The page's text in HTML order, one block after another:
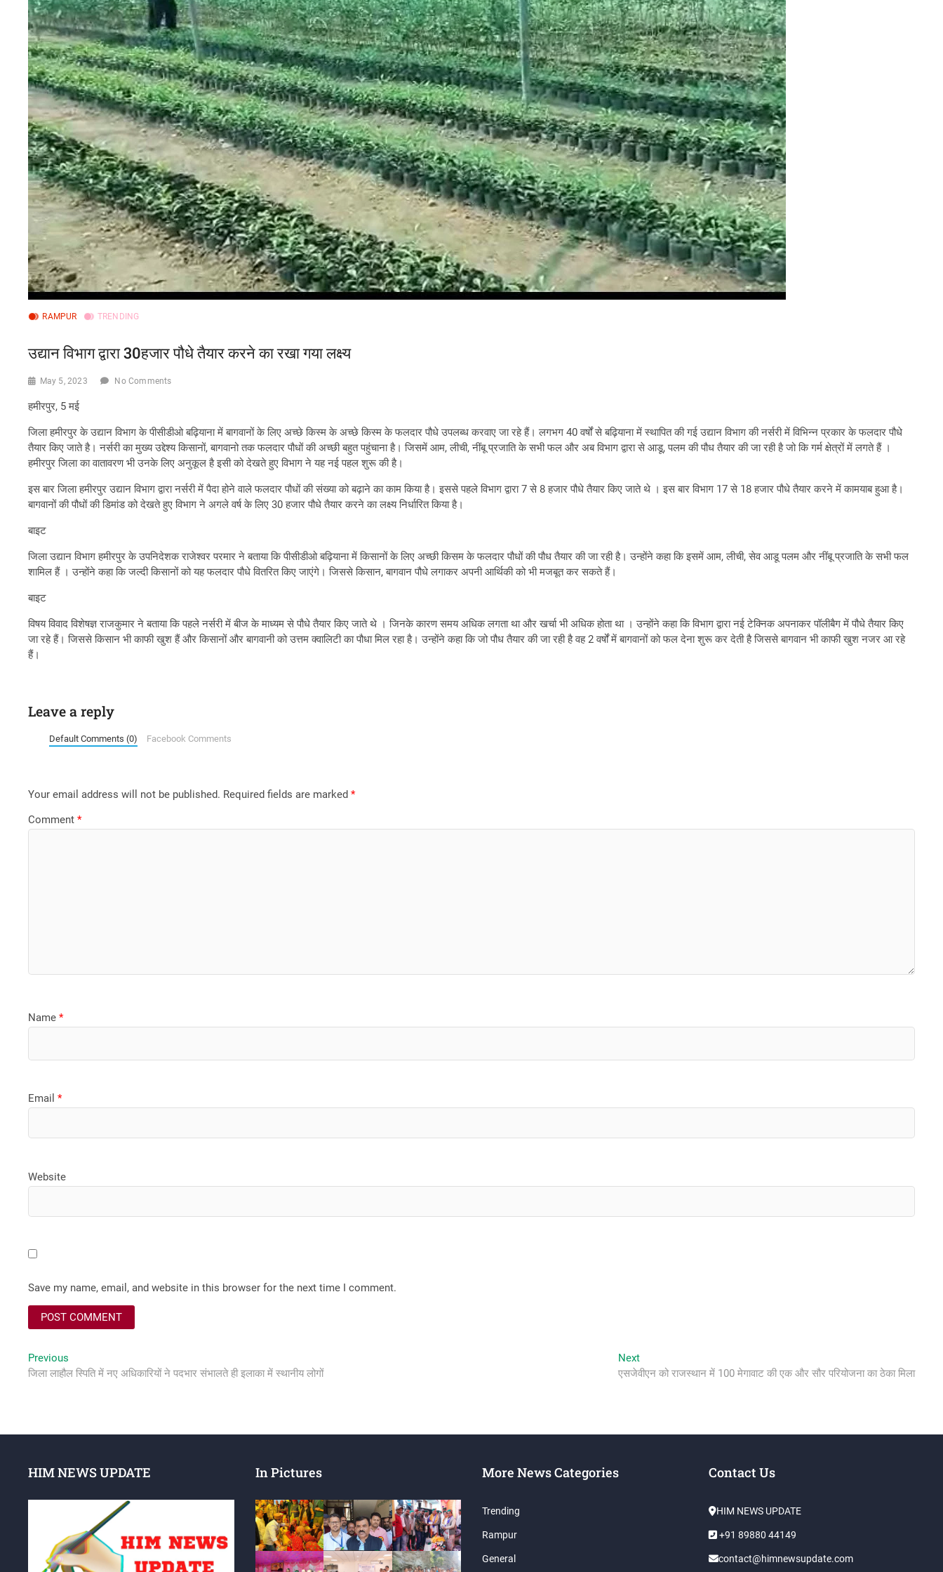
RAMPUR TRENDING
उद्यान विभाग द्वारा 30हजार पौधे तैयार करने का रखा गया लक्ष्य
May 5, 2023 No Comments
हमीरपुर, 5 मई
जिला हमीरपुर के उद्यान विभाग के पीसीडीओ बढ़ियाना में बागवानों के लिए अच्छे किस्म के अच्छे किस्म के फलदार पौधे उपलब्ध करवाए जा रहे हैं। लगभग 40 वर्षों से बढ़ियाना में स्थापित की गई उद्यान विभाग की नर्सरी में विभिन्न प्रकार के फलदार पौधे
तैयार किए जाते है। नर्सरी का मुख्य उद्देश्य किसानों, बागवानो तक फलदार पौधों की अच्छी बहुत पहुंचाना है। जिसमें आम, लीची, नींबू प्रजाति के सभी फल और अब विभाग द्वारा से आडू, पलम की पौध तैयार की जा रही है जो कि गर्म क्षेत्रों में लगते हैं ।
हमीरपुर जिला का वातावरण भी उनके लिए अनुकूल है इसी को देखते हुए विभाग ने यह नई पहल शुरू की है।
इस बार जिला हमीरपुर उद्यान विभाग द्वारा नर्सरी में पैदा होने वाले फलदार पौधों की संख्या को बढ़ाने का काम किया है। इससे पहले विभाग द्वारा 7 से 8 हजार पौधे तैयार किए जाते थे । इस बार विभाग 17 से 18 हजार पौधे तैयार करने में कामयाब हुआ है।
बागवानों की पौधों की डिमांड को देखते हुए विभाग ने अगले वर्ष के लिए 30 हजार पौधे तैयार करने का लक्ष्य निर्धारित किया है।
बाइट
जिला उद्यान विभाग हमीरपुर के उपनिदेशक राजेश्वर परमार ने बताया कि पीसीडीओ बढ़ियाना में किसानों के लिए अच्छी किसम के फलदार पौधों की पौध तैयार की जा रही है। उन्होंने कहा कि इसमें आम, लीची, सेव आडू पलम और नींबू प्रजाति के सभी फल
शामिल हैं । उन्होंने कहा कि जल्दी किसानों को यह फलदार पौधे वितरित किए जाएंगे। जिससे किसान, बागवान पौधे लगाकर अपनी आर्थिकी को भी मजबूत कर सकते हैं।
बाइट
विषय विवाद विशेषज्ञ राजकुमार ने बताया कि पहले नर्सरी में बीज के माध्यम से पौधे तैयार किए जाते थे । जिनके कारण समय अधिक लगता था और खर्चा भी अधिक होता था । उन्होंने कहा कि विभाग द्वारा नई टेक्निक अपनाकर पॉलीबैग में पौधे तैयार किए
जा रहे हैं। जिससे किसान भी काफी खुश हैं और किसानों और बागवानी को उत्तम क्वालिटी का पौधा मिल रहा है। उन्होंने कहा कि जो पौध तैयार की जा रही है वह 2 वर्षों में बागवानों को फल देना शुरू कर देती है जिससे बागवान भी काफी खुश नजर आ रहे
हैं।
Leave a reply
Default Comments (0) Facebook Comments
Your email address will not be published. Required fields are marked*
Comment*
Name*
Email*
Website
Save my name, email, and website in this browser for the next time I comment.
Post
navigation
Previous
post:
जिला लाहौल स्पिति में नए अधिकारियों ने पदभार संभालते ही इलाका में स्थानीय लोगों
NextNext
post:
एसजेवीएन को राजस्थान में 100 मेगावाट की एक और सौर परियोजना का ठेका मिला
HIM NEWS UPDATE In Pictures More News Categories
Trending
Rampur
General
Contact Us
HIM NEWS UPDATE
+91 89880 44149
contact@himnewsupdate.com